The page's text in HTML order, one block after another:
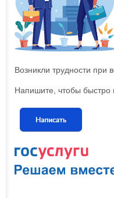
Возникли трудности при
Напишите, чтобы быстро